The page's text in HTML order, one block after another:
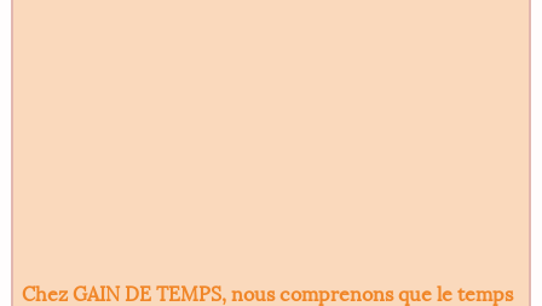
Chez GAIN DE TEMPS, nous comprenons que le temps